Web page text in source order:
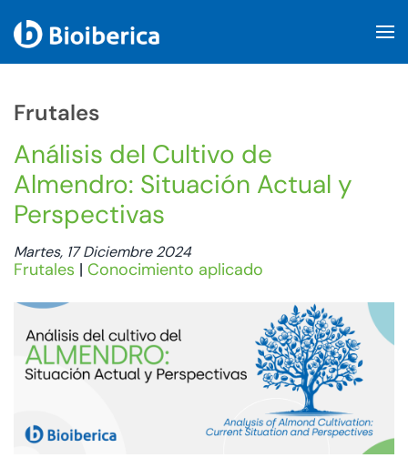
Frutales
Análisis del Cultivo de
Almendro: Situación Actual y
Perspectivas
Martes, 17 Diciembre 2024
Frutales | Conocimiento aplicado